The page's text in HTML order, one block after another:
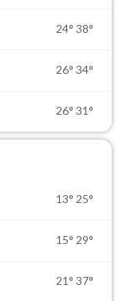
24° 38°
26° 34°
26° 31°
13° 25°
15° 29°
21° 37°